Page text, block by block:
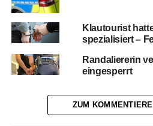
Klautourist
spezialisiert –
Randaliererin
eingesperrt
ZUM